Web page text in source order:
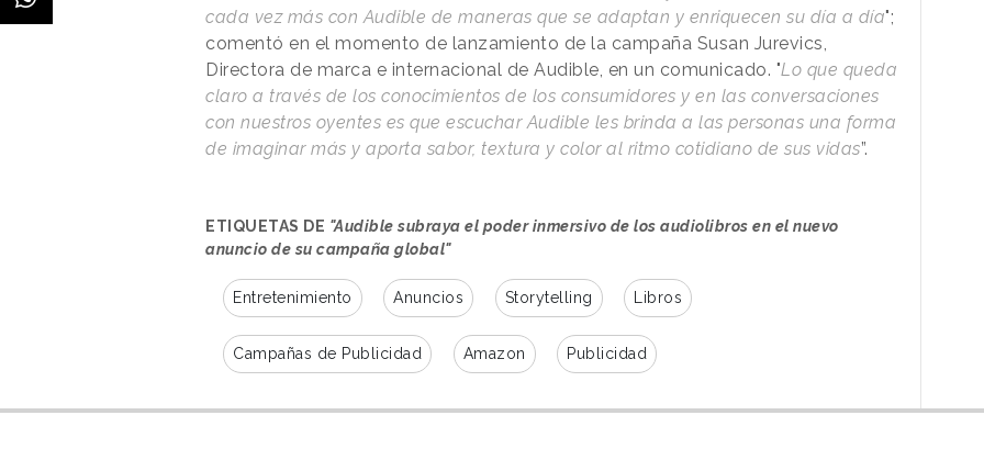
cada vez más con Audible de maneras que se adaptan y enriquecen su día a día";
comentó en el momento de lanzamiento de la campaña Susan Jurevics,
Directora de marca e internacional de Audible, en un comunicado. "Lo que queda
claro a través de los conocimientos de los consumidores y en las conversaciones
con nuestros oyentes es que escuchar Audible les brinda a las personas una forma
de imaginar más y aporta sabor, textura y color al ritmo cotidiano de sus vidas”.
ETIQUETAS DE "Audible subraya el poder inmersivo de los audiolibros en el nuevo
anuncio de su campaña global"
Entretenimiento Anuncios Storytelling Libros
Campañas de Publicidad Amazon Publicidad